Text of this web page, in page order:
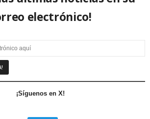
electrónico!
¡Síguenos en X!